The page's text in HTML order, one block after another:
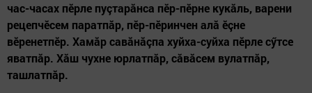
час-часах пӗрле пуçтарăнса пӗр-пӗрне кукӑль, варени
рецепчӗсем паратпăр, пӗр-пӗринчен алă ӗçне
вӗренетпӗр. Хамăр савӑнӑçпа хуйха-суйха пӗрле сӳтсе
яватпăр. Хӑш чухне юрлатпӑр, сӑвӑсем вулатпӑр,
ташлатпӑр.